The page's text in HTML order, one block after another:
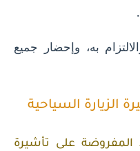
به، وإحضار جميع
الزيارة السياحية
على تأشيرة